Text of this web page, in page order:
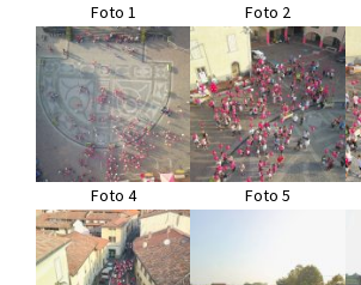
Foto 1 Foto 2
Foto 4 Foto 5